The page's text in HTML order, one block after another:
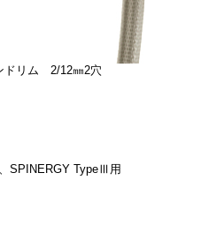
ドリム 2/12㎜2穴
SPINERGY TypeⅢ用